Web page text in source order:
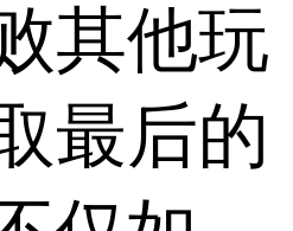
其他玩
最后的